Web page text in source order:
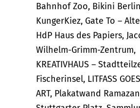
Bahnhof Zoo, Bikini
KungerKiez, Gate To –
HdP Haus des Papiers,
Wilhelm-Grimm-Zentrum,
KREATIVHAUS –
Fischerinsel, LITFASS
ART, Plakatwand